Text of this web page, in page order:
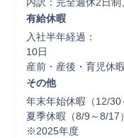
有給休暇
入社半年経過：
10日
産前・産後・育児休
その他
年末年始休暇（12/30
夏季休暇（8/9～8/17）
※2025年度